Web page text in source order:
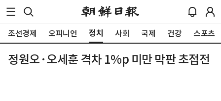
조선경제 오피니언 정치 사회 국제 건강 스포츠
정원오·오세훈 격차 1%p 미만 막판 초접전